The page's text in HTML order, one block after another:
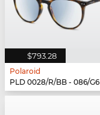
$793.28
Polaroid
PLD 0028/R/BB - 086/G6